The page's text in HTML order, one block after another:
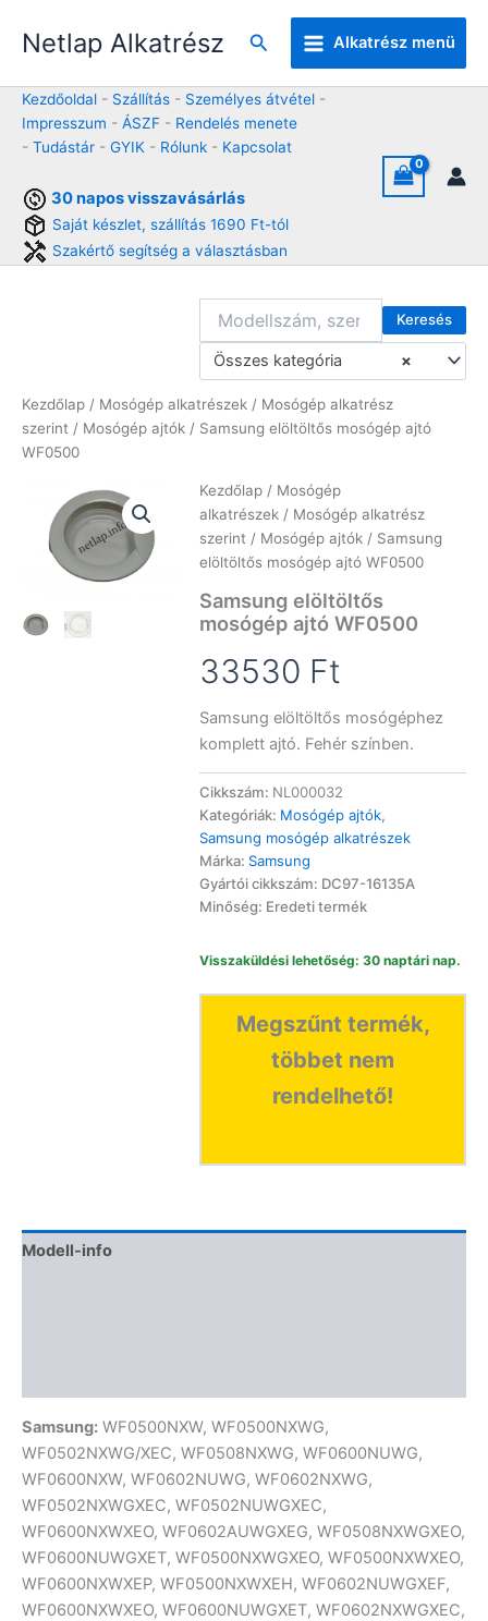
Netlap Alkatrész Keresés Alkatrész menü
Kezdőoldal - Szállítás - Személyes átvétel -
Impresszum - ÁSZF - Rendelés menete
- Tudástár - GYIK - Rólunk - Kapcsolat
30 napos visszavásárlás
Saját készlet, szállítás 1690 Ft-tól
Szakértő segítség a választásban
Keresés
×
Összes kategória
Kezdőlap / Mosógép alkatrészek / Mosógép alkatrész
szerint / Mosógép ajtók / Samsung elöltöltős mosógép ajtó
WF0500
Kezdőlap / Mosógép
alkatrészek / Mosógép alkatrész
szerint / Mosógép ajtók / Samsung
elöltöltős mosógép ajtó WF0500
Samsung elöltöltős
mosógép ajtó WF0500
33530 Ft
Samsung elöltöltős mosógéphez
komplett ajtó. Fehér színben.
Cikkszám: NL000032
Kategóriák: Mosógép ajtók,
Samsung mosógép alkatrészek
Márka: Samsung
Gyártói cikkszám: DC97-16135A
Minőség: Eredeti termék
Visszaküldési lehetőség: 30 naptári nap.
Megszűnt termék,
többet nem
rendelhető!
Modell-info
Samsung: WF0500NXW, WF0500NXWG,
WF0502NXWG/XEC, WF0508NXWG, WF0600NUWG,
WF0600NXW, WF0602NUWG, WF0602NXWG,
WF0502NXWGXEC, WF0502NUWGXEC,
WF0600NXWXEO, WF0602AUWGXEG, WF0508NXWGXEO,
WF0600NUWGXET, WF0500NXWGXEO, WF0500NXWXEO,
WF0600NXWXEP, WF0500NXWXEH, WF0602NUWGXEF,
WF0600NXWXEO, WF0600NUWGXET, WF0602NXWGXEC,